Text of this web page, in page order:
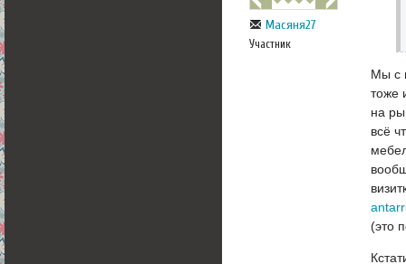
Масяня27
Участник
Мы с
тоже
на
всё
(это